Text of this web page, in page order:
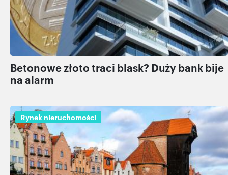
Betonowe złoto traci blask? Duży bank bije
na alarm
Rynek nieruchomości